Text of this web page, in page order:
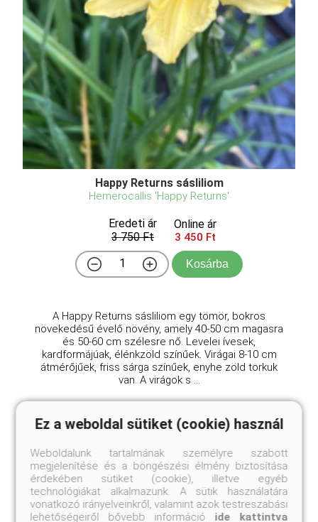
Happy Returns sásliliom
Hemerocallis 'Happy Returns'
Eredeti ár
3 750 Ft
Online ár
3 450 Ft
Kosárba
A Happy Returns sásliliom egy tömör, bokros
növekedésű évelő növény, amely 40-50 cm magasra
és 50-60 cm szélesre nő. Levelei ívesek,
kardformájúak, élénkzöld színűek. Virágai 8-10 cm
átmérőjűek, friss sárga színűek, enyhe zöld torkuk
van. A virágok s ...
Ez a weboldal sütiket (cookie) használ
Weboldalunk tartalmának személyre szabott
megjelenítése és a böngészési élmény biztosítása
érdekében sütiket (cookie), illetve egyéb
technológiákat alkalmazunk. A sütik használatára
vonatkozó irányelveinkről, valamint azok testreszabási
lehetőségeiről bővebb információ ide kattintva